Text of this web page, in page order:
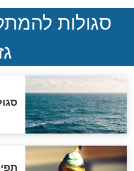
הנדיר
"מודה
לכל המאמרים